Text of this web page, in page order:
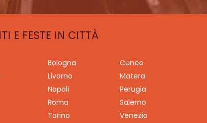
E FESTE IN CITTÀ
Bologna
Cuneo
Livorno
Matera
Napoli
Perugia
Roma
Salerno
Torino Venezia